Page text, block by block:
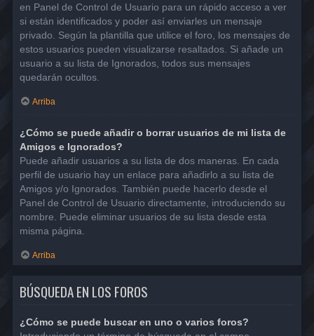
en Panel de Control de Usuario para un rápido acceso a ver
si están identificados y poder así enviarles un mensaje
privado. Según la plantilla que utilice el foro, los mensajes de
estos usuarios pueden visualizarse resaltados. Si añade un
usuario a su lista de Ignorados, todos sus mensajes
quedarán ocultos.
Arriba
¿Cómo se puede añadir o borrar usuarios de mi lista de
Amigos e Ignorados?
Puede añadir usuarios a su lista de dos maneras. En cada
perfil de usuario hay un enlace para añadirlo a su lista de
Amigos y/o Ignorados. También puede hacerlo desde el
Panel de Control de Usuario directamente, introduciendo su
nombre. Puede eliminar usuarios de su lista desde esta
misma página.
Arriba
BÚSQUEDA EN LOS FOROS
¿Cómo se puede buscar en uno o varios foros?